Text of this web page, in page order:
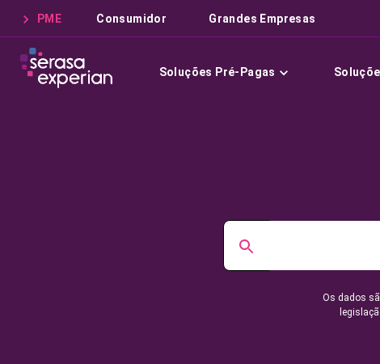
PME Consumidor Grandes Empresas
Soluções Pré-Pagas
Os dados